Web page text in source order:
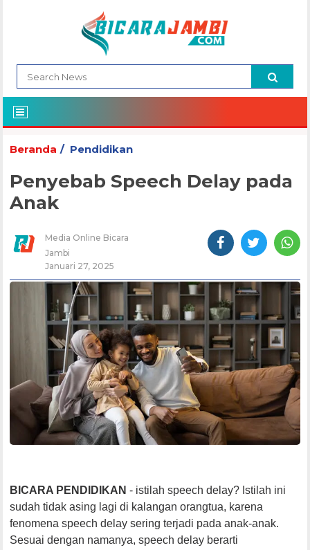
Beranda Pendidikan
Penyebab Speech Delay pada
Anak
Media Online Bicara
Jambi
Januari 27, 2025
BICARA PENDIDIKAN - istilah speech delay? Istilah ini
sudah tidak asing lagi di kalangan orangtua, karena
fenomena speech delay sering terjadi pada anak-anak.
Sesuai dengan namanya, speech delay berarti